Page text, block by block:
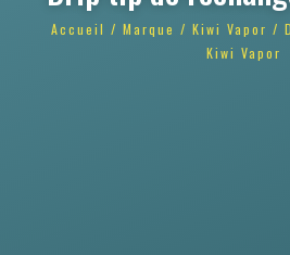
Accueil / Marque / Kiwi Vapor /
Kiwi Vapor